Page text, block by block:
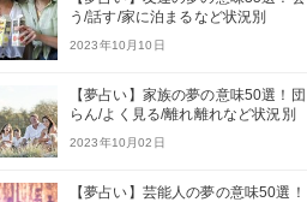
う/話す/家に泊まるなど状況別
2023年10月10日
【夢占い】家族の夢の意味50選！団
らん/よく見る/離れ離れなど状況別
2023年10月02日
【夢占い】芸能人の夢の意味50選！